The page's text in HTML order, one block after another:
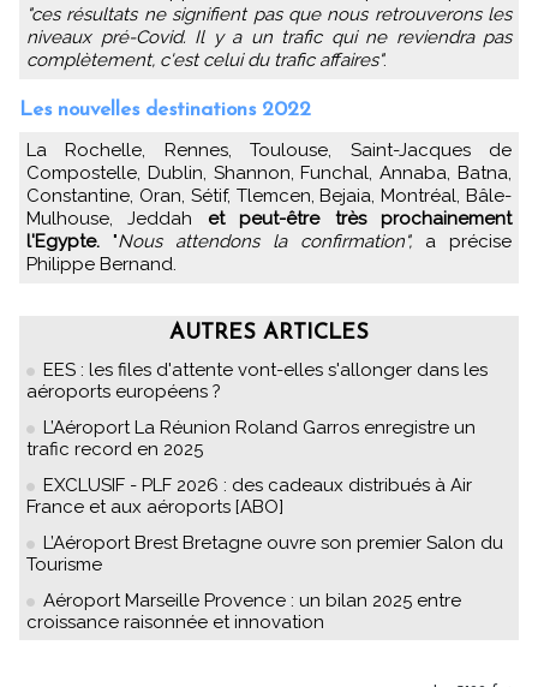
"ces résultats ne signifient pas que nous retrouverons les
niveaux pré-Covid. Il y a un trafic qui ne reviendra pas
complètement, c'est celui du trafic affaires".
Les nouvelles destinations 2022
La Rochelle, Rennes, Toulouse, Saint-Jacques de
Compostelle, Dublin, Shannon, Funchal, Annaba, Batna,
Constantine, Oran, Sétif, Tlemcen, Bejaia, Montréal, Bâle-
Mulhouse, Jeddah et peut-être très prochainement
l'Egypte. "Nous attendons la confirmation", a précise
Philippe Bernand.
AUTRES ARTICLES
EES : les files d'attente vont-elles s'allonger dans les
aéroports européens ?
L’Aéroport La Réunion Roland Garros enregistre un
trafic record en 2025
EXCLUSIF - PLF 2026 : des cadeaux distribués à Air
France et aux aéroports [ABO]
L’Aéroport Brest Bretagne ouvre son premier Salon du
Tourisme
Aéroport Marseille Provence : un bilan 2025 entre
croissance raisonnée et innovation